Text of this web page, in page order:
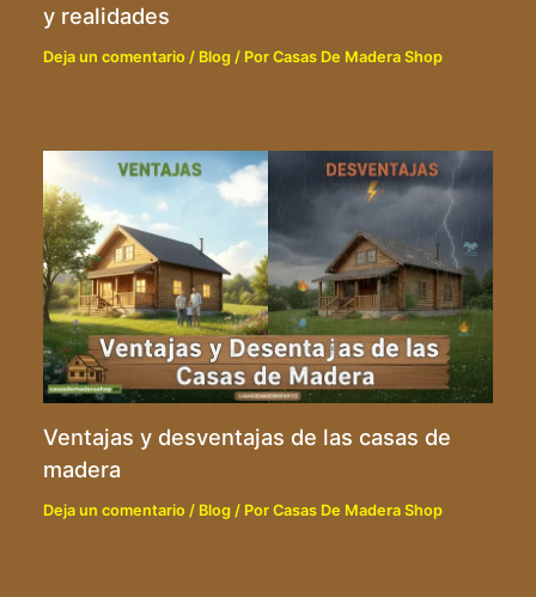
y realidades
Deja un comentario / Blog / PorCasas De Madera Shop
Ventajas y desventajas de las casas de
madera
Deja un comentario / Blog / PorCasas De Madera Shop